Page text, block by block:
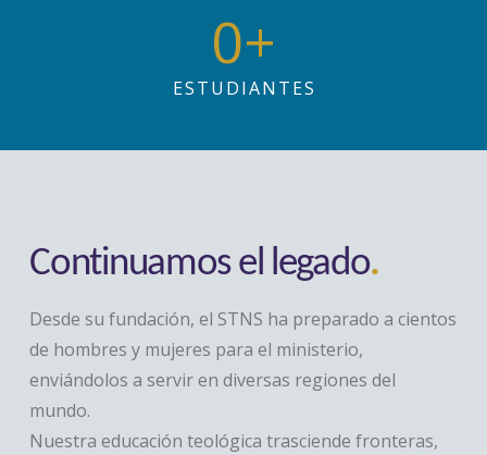
0+
ESTUDIANTES
Continuamos el legado.
Desde su fundación, el STNS ha preparado a cientos
de hombres y mujeres para el ministerio,
enviándolos a servir en diversas regiones del
mundo.
Nuestra educación teológica trasciende fronteras,